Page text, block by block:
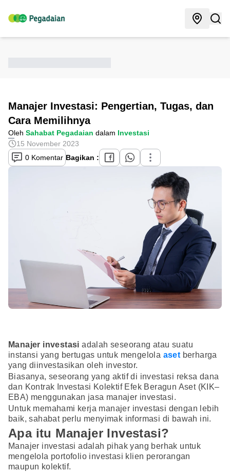
Manajer Investasi: Pengertian, Tugas, dan
Cara Memilihnya
Oleh Sahabat Pegadaian dalam Investasi
15 November 2023
0 Komentar Bagikan :
Manajer investasi adalah seseorang atau suatu
instansi yang bertugas untuk mengelola aset berharga
yang diinvestasikan oleh investor.
Biasanya, seseorang yang aktif di investasi reksa dana
dan Kontrak Investasi Kolektif Efek Beragun Aset (KIK–
EBA) menggunakan jasa manajer investasi.
Untuk memahami kerja manajer investasi dengan lebih
baik, sahabat perlu menyimak informasi di bawah ini.
Apa itu Manajer Investasi?
Manajer investasi adalah pihak yang berhak untuk
mengelola portofolio investasi klien perorangan
maupun kolektif.